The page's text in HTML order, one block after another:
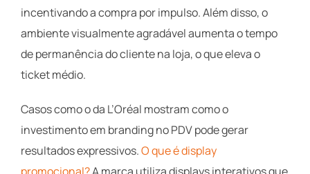
incentivando a compra por impulso. Além disso, o
ambiente visualmente agradável aumenta o tempo
de permanência do cliente na loja, o que eleva o
ticket médio.
Casos como o da L’Oréal mostram como o
investimento em branding no PDV pode gerar
resultados expressivos.O que é display